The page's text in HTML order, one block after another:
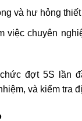
và hư hỏng thiết
việc chuyên
đợt 5S lần
và kiểm tra